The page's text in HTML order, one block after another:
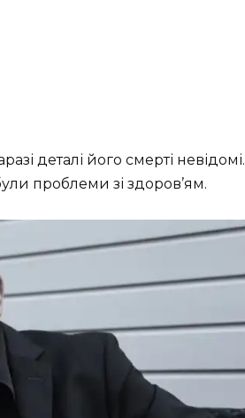
деталі його смерті невідомі.
проблеми зі здоров’ям.